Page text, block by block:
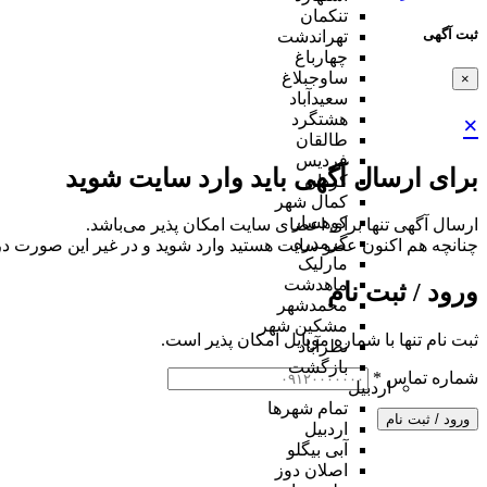
ثبت آگهی
×
×
برای ارسال آگهی باید وارد سایت شوید
ارسال آگهی تنها برای اعضای سایت امکان پذیر می‌باشد.
چنانچه هم‌ اکنون عضو سایت هستید وارد شوید و در غیر این صورت
ورود / ثبت نام
ثبت نام تنها با شماره موبایل امکان پذیر است.
شماره تماس *
ورود / ثبت نام
تنکمان
تهراندشت
چهارباغ
ساوجبلاغ
سعیدآباد
هشتگرد
طالقان
فردیس
کردان
کمال شهر
کوهسار
گرمدره
مارلیک
ماهدشت
محمدشهر
مشکین شهر
نظرآباد
بازگشت
اردبیل
تمام شهر‌ها
اردبیل
آبی بیگلو
اصلان دوز